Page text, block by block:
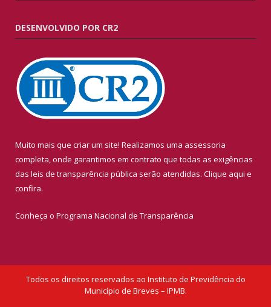
DESENVOLVIDO POR CR2
Muito mais que criar um site! Realizamos uma assessoria
completa, onde garantimos em contrato que todas as exigências
das leis de transparência pública serão atendidas. Clique aqui e
confira.
Conheça o Programa Nacional de Transparência
Todos os direitos reservados ao Instituto de Previdência do
Município de Breves – IPMB.